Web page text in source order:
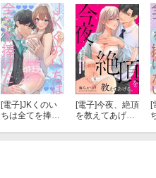
[電子]JKくのい
ちは全てを捧げ
[電子]今夜、絶頂
を教えてあげ
[